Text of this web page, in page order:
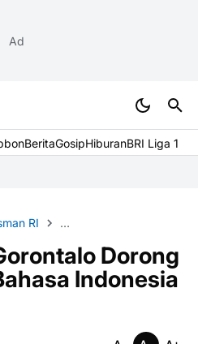
Ad
BeritaGosipHiburanBRI Liga 1
RI Pengawasan Bahasa
Dorong
Indonesia